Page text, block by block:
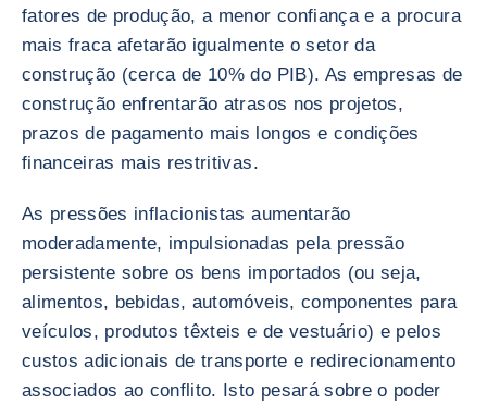
fatores de produção, a menor confiança e a procura
mais fraca afetarão igualmente o setor da
construção (cerca de 10% do PIB). As empresas de
construção enfrentarão atrasos nos projetos,
prazos de pagamento mais longos e condições
financeiras mais restritivas.
As pressões inflacionistas aumentarão
moderadamente, impulsionadas pela pressão
persistente sobre os bens importados (ou seja,
alimentos, bebidas, automóveis, componentes para
veículos, produtos têxteis e de vestuário) e pelos
custos adicionais de transporte e redirecionamento
associados ao conflito. Isto pesará sobre o poder